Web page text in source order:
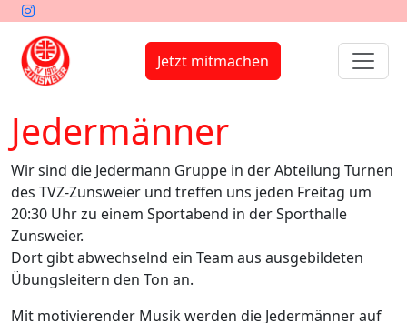
Jetzt mitmachen
Jedermänner
Wir sind die Jedermann Gruppe in der Abteilung Turnen
des TVZ-Zunsweier und treffen uns jeden Freitag um
20:30 Uhr zu einem Sportabend in der Sporthalle
Zunsweier.
Dort gibt abwechselnd ein Team aus ausgebildeten
Übungsleitern den Ton an.
Mit motivierender Musik werden die Jedermänner auf